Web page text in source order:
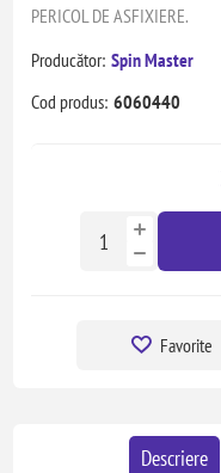
PERICOL DE ASFIXIERE.
Producător: Spin Master
Cod produs: 6060440
Favorite
Descriere